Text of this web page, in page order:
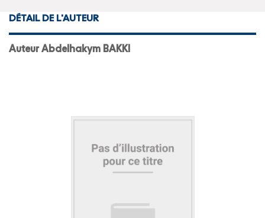
DÉTAIL DE L'AUTEUR
Auteur Abdelhakym BAKKI